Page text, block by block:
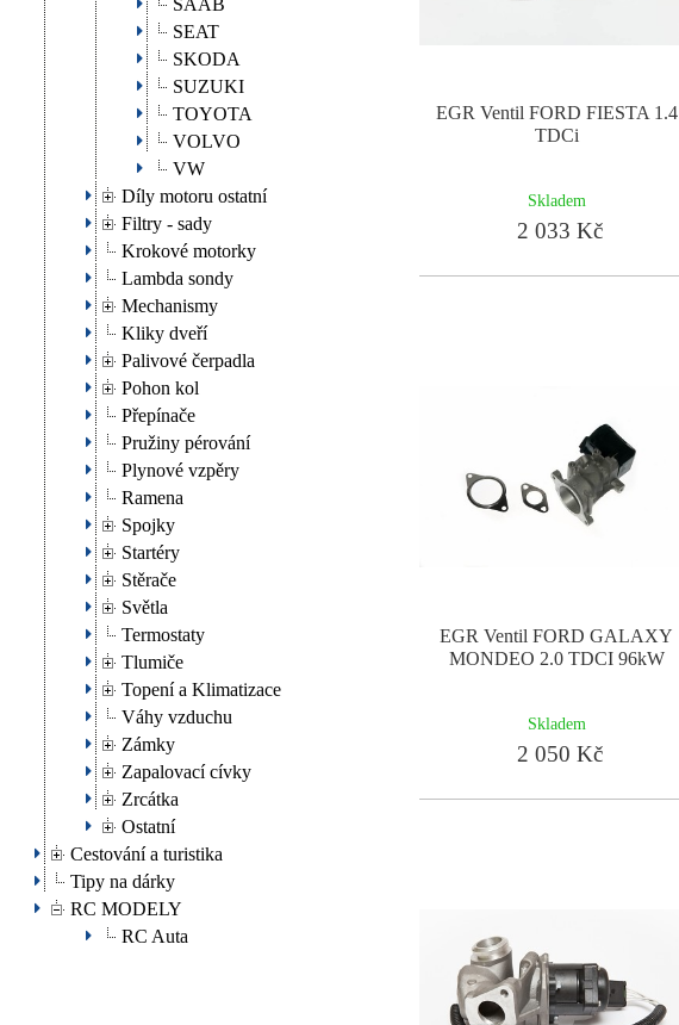
SEAT
SKODA
SUZUKI
TOYOTA
VOLVO
VW
Díly motoru ostatní
Filtry - sady
Krokové motorky
Lambda sondy
Mechanismy
Kliky dveří
Palivové čerpadla
Pohon kol
Přepínače
Pružiny pérování
Plynové vzpěry
Ramena
Spojky
Startéry
Stěrače
Světla
Termostaty
Tlumiče
Topení a Klimatizace
Váhy vzduchu
Zámky
Zapalovací cívky
Zrcátka
Ostatní
Cestování a turistika
Tipy na dárky
RC MODELY
RC Auta
EGR Ventil FORD FIESTA 1.4
TDCi
Skladem
2 033 Kč
EGR Ventil FORD GALAXY
MONDEO 2.0 TDCI 96kW
Skladem
2 050 Kč